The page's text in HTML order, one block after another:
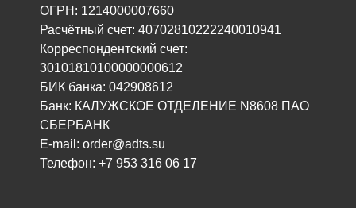
ОГРН: 1214000007660
Расчётный счет: 40702810222240010941
Корреспондентский счет:
30101810100000000612
БИК банка: 042908612
Банк: КАЛУЖСКОЕ ОТДЕЛЕНИЕ N8608 ПАО
СБЕРБАНК
E-mail: order@adts.su
Телефон: +7 953 316 06 17